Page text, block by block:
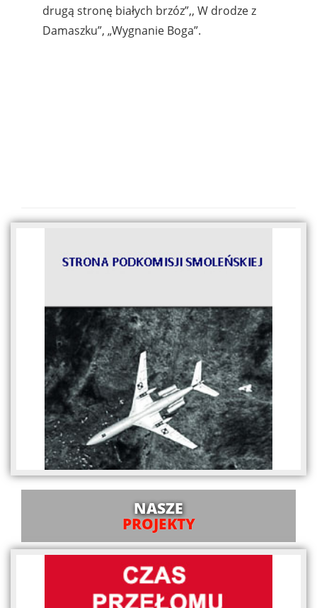
drugą stronę białych brzóz”,, W drodze z
Damaszku”, „Wygnanie Boga”.
NASZE
PROJEKTY